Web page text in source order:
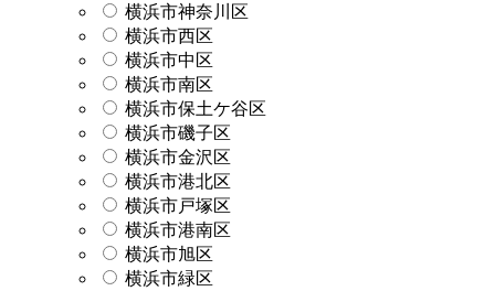
横浜市神奈川区
横浜市西区
横浜市中区
横浜市南区
横浜市保土ケ谷区
横浜市磯子区
横浜市金沢区
横浜市港北区
横浜市戸塚区
横浜市港南区
横浜市旭区
横浜市緑区